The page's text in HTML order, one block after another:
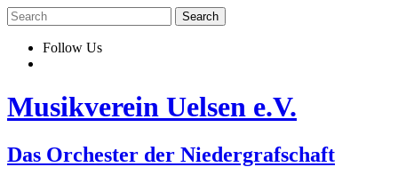
Skip
to
contentFollow Us
Musikverein Uelsen e.V.
Das Orchester der Niedergrafschaft